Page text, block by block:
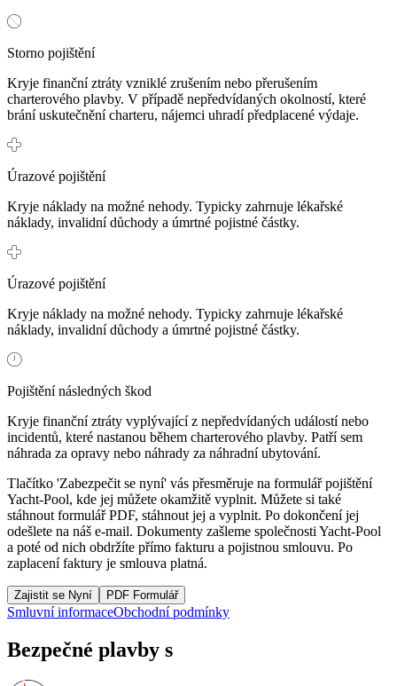
Storno pojištění
Kryje finanční ztráty vzniklé zrušením nebo přerušením
charterového plavby. V případě nepředvídaných okolností, které
brání uskutečnění charteru, nájemci uhradí předplacené výdaje.
Úrazové pojištění
Kryje náklady na možné nehody. Typicky zahrnuje lékařské
náklady, invalidní důchody a úmrtné pojistné částky.
Úrazové pojištění
Kryje náklady na možné nehody. Typicky zahrnuje lékařské
náklady, invalidní důchody a úmrtné pojistné částky.
Pojištění následných škod
Kryje finanční ztráty vyplývající z nepředvídaných událostí nebo
incidentů, které nastanou během charterového plavby. Patří sem
náhrada za opravy nebo náhrady za náhradní ubytování.
Tlačítko 'Zabezpečit se nyní' vás přesměruje na formulář pojištění
Yacht-Pool, kde jej můžete okamžitě vyplnit. Můžete si také
stáhnout formulář PDF, stáhnout jej a vyplnit. Po dokončení jej
odešlete na náš e-mail. Dokumenty zašleme společnosti Yacht-Pool
a poté od nich obdržíte přímo fakturu a pojistnou smlouvu. Po
zaplacení faktury je smlouva platná.
Zajistit se Nyní PDF Formulář
Smluvní informaceObchodní podmínky
Bezpečné plavby s